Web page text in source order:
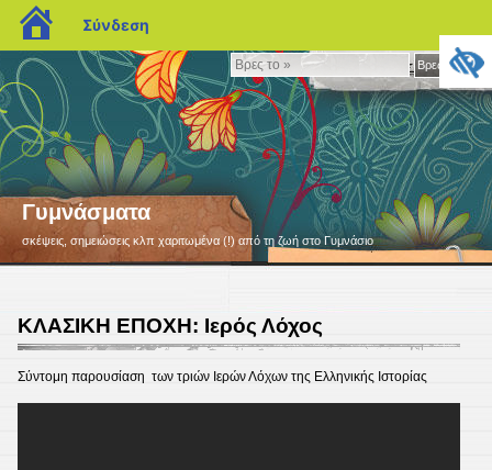
Βρες
το
»
Βρες το »
Γυμνάσματα
σκέψεις, σημειώσεις κλπ χαριτωμένα (!) από τη ζωή στο Γυμνάσιο
ΚΛΑΣΙΚΗ ΕΠΟΧΗ: Ιερός Λόχος
Σύντομη παρουσίαση των τριών Ιερών Λόχων της Ελληνικής Ιστορίας
blogs.sch.gr
Σύνδεση